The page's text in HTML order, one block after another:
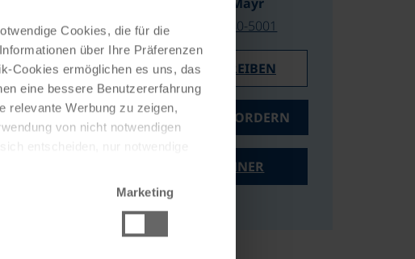
Cookies, die für die
über Ihre Präferenzen
Cookies ermöglichen es uns, das
eine bessere Benutzererfahrung
relevante Werbung zu zeigen,
von nicht notwendigen
Marketing
0043/732/2080-5001
E-MAIL SCHREIBEN
ANGEBOT ANFORDERN
PREISRECHNER